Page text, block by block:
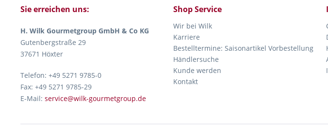
Sie erreichen uns:
H. Wilk Gourmetgroup GmbH & Co KG
Gutenbergstraße 29
37671 Höxter
Telefon: +49 5271 9785-0
Fax: +49 5271 9785-29
E-Mail: service@wilk-gourmetgroup.de
Shop Service
Wir bei Wilk
Karriere
Bestelltermine: Saisonartikel Vorbestellung
Händlersuche
Kunde werden
Kontakt